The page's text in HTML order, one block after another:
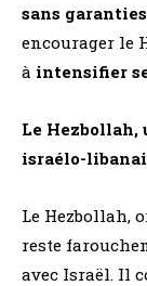
sans
encourager le
à intensifier
Le Hezbollah,
israélo-
Le
reste
avec Israël. Il